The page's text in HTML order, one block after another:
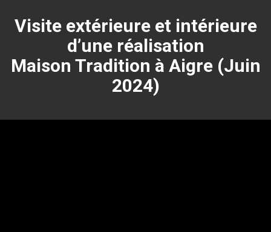
Visite extérieure et intérieure
d’une réalisation
Maison Tradition à Aigre (Juin
2024)